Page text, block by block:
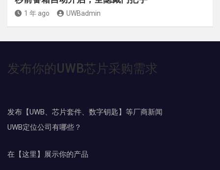
1 年 ago UWBadmin
发布你的UWB芯片采购需求
发布【UWB、芯片套件、数字钥匙】等厂商新闻
UWB定位公司有哪些？
在【这里】展示你的产品